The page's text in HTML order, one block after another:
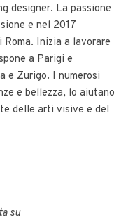
designer. La passione
e nel 2017
Inizia a lavorare
a Parigi e
e Zurigo. I numerosi
e bellezza, lo aiutano
delle arti visive e del
su